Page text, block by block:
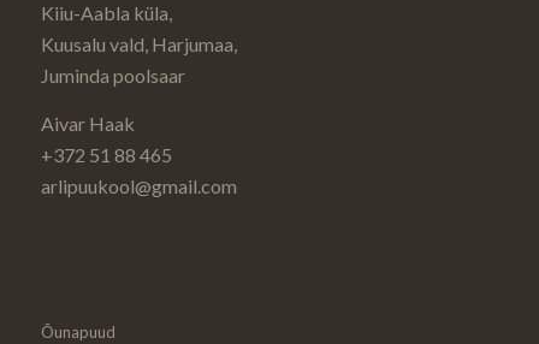
Kiiu-Aabla küla,
Kuusalu vald, Harjumaa,
Juminda poolsaar
Aivar Haak
+372 51 88 465
arlipuukool@gmail.com
Õunapuud